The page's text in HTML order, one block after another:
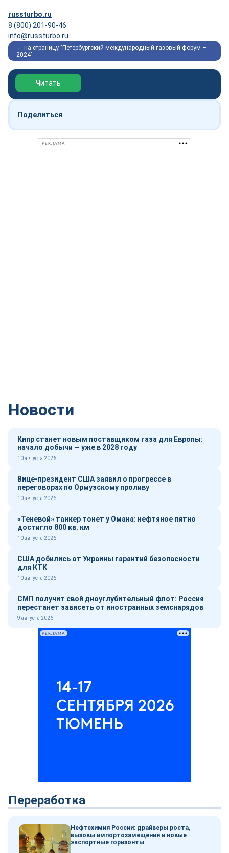
russturbo.ru
8 (800) 201-90-46
info@russturbo.ru
← на страницу "Петербургский международный газовый форум –
2024"
Обзор выставки Нефтегаз-2026
Читать
Поделиться
РЕКЛАМА
Новости
Кипр станет новым поставщиком газа для Европы:
начало добычи — уже в 2028 году
10 августа 2026
Вице-президент США заявил о прогрессе в
переговорах по Ормузскому проливу
10 августа 2026
«Теневой» танкер тонет у Омана: нефтяное пятно
достигло 800 кв. км
10 августа 2026
США добились от Украины гарантий безопасности
для КТК
10 августа 2026
СМП получит свой дноуглубительный флот: Россия
перестанет зависеть от иностранных земснарядов
9 августа 2026
РЕКЛАМА
Переработка
Нефтехимия России: драйверы роста,
вызовы импортозамещения и новые
экспортные горизонты